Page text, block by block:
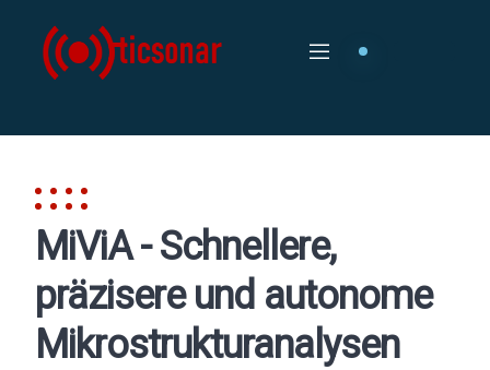
content
MiViA - Schnellere,
präzisere und autonome
Mikrostrukturanalysen